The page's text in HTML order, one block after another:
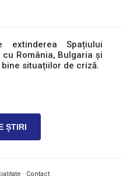
extinderea Spațiului
România, Bulgaria și
situațiilor de criză.
ȘTIRI
· Contact